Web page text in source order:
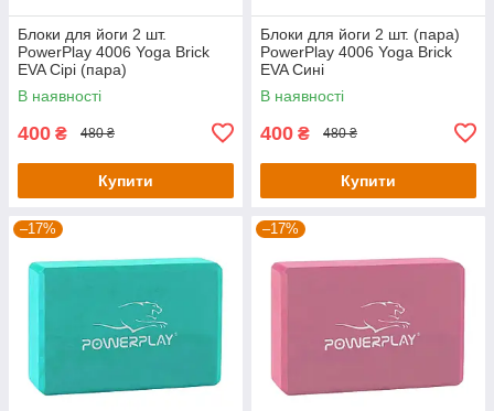
Блоки для йоги 2 шт.
PowerPlay 4006 Yoga Brick
EVA Сірі (пара)
В наявності
400 ₴ 480 ₴
Купити
Блоки для йоги 2 шт. (пара)
PowerPlay 4006 Yoga Brick
EVA Сині
В наявності
400 ₴ 480 ₴
Купити
–17% –17%